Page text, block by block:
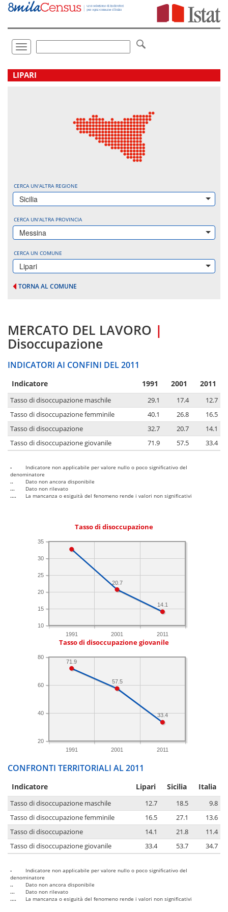
Vai
direttamente
Toggle
navigation
LIPARI
CERCA UN'ALTRA REGIONE
Sicilia
CERCA UN'ALTRA PROVINCIA
Messina
CERCA UN COMUNE
Lipari
TORNA AL COMUNE
MERCATO DEL LAVORO |
Disoccupazione
INDICATORI AI CONFINI DEL 2011
Indicatore 1991 2001 2011
Tasso di disoccupazione maschile 29.1 17.4
12.7
Tasso di disoccupazione femminile
40.1 26.8
16.5
Tasso di disoccupazione
32.7 20.7
14.1
Tasso di disoccupazione giovanile
71.9 57.5 33.4
-
Indicatore non applicabile per valore nullo o poco significativo del
denominatore
..
Dato non ancora disponibile
...
Dato non rilevato
....
La mancanza o esiguità del fenomeno rende i valori non significativi
Tasso di disoccupazione
1991 2001 2011
10
15
20
25
30
35
14.1
20.7
Tasso di disoccupazione giovanile
1991 2001 2011
20
40
60
80
33.4
57.5
71.9
CONFRONTI TERRITORIALI AL 2011
Indicatore Lipari Sicilia Italia
Tasso di disoccupazione maschile 12.7 18.5
9.8
Tasso di disoccupazione femminile
16.5 27.1
13.6
Tasso di disoccupazione
14.1 21.8
11.4
Tasso di disoccupazione giovanile
33.4 53.7 34.7
-
Indicatore non applicabile per valore nullo o poco significativo del
denominatore
..
Dato non ancora disponibile
...
Dato non rilevato
....
La mancanza o esiguità del fenomeno rende i valori non significativi